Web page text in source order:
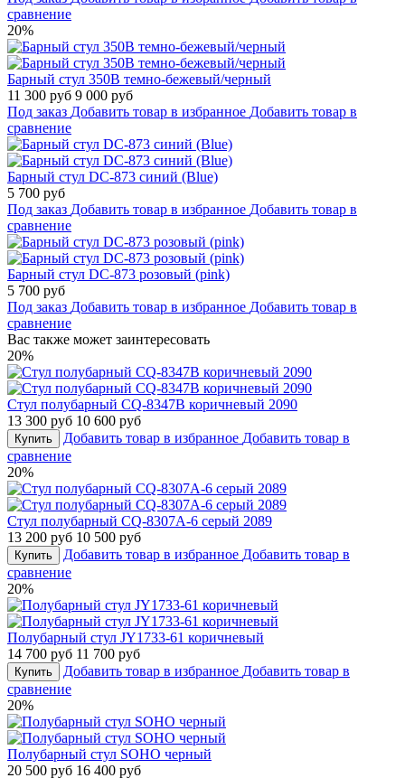
сравнение
20%
Барный стул 350B темно-бежевый/черный
11 300 руб 9 000 руб
Под заказ Добавить товар в избранное Добавить товар в
сравнение
Барный стул DC-873 синий (Blue)
5 700 руб
Под заказ Добавить товар в избранное Добавить товар в
сравнение
Барный стул DC-873 розовый (pink)
5 700 руб
Под заказ Добавить товар в избранное Добавить товар в
сравнение
Вас также может заинтересовать
20%
Стул полубарный CQ-8347B коричневый 2090
13 300 руб 10 600 руб
Купить Добавить товар в избранное Добавить товар в
сравнение
20%
Стул полубарный CQ-8307A-6 серый 2089
13 200 руб 10 500 руб
Купить Добавить товар в избранное Добавить товар в
сравнение
20%
Полубарный стул JY1733-61 коричневый
14 700 руб 11 700 руб
Купить Добавить товар в избранное Добавить товар в
сравнение
20%
Полубарный стул SOHO черный
20 500 руб 16 400 руб